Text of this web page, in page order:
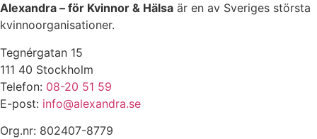
Alexandra – för Kvinnor & Hälsa är en av Sveriges största
kvinnoorganisationer.
Tegnérgatan 15
111 40 Stockholm
Telefon: 08-20 51 59
E-post: info@alexandra.se
Org.nr: 802407-8779